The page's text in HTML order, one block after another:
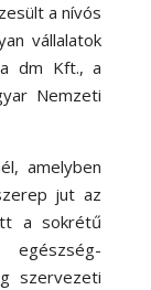
a nívós
vállalatok
dm Kft., a
Nemzeti
amelyben
jut az
a sokrétű
szervezeti